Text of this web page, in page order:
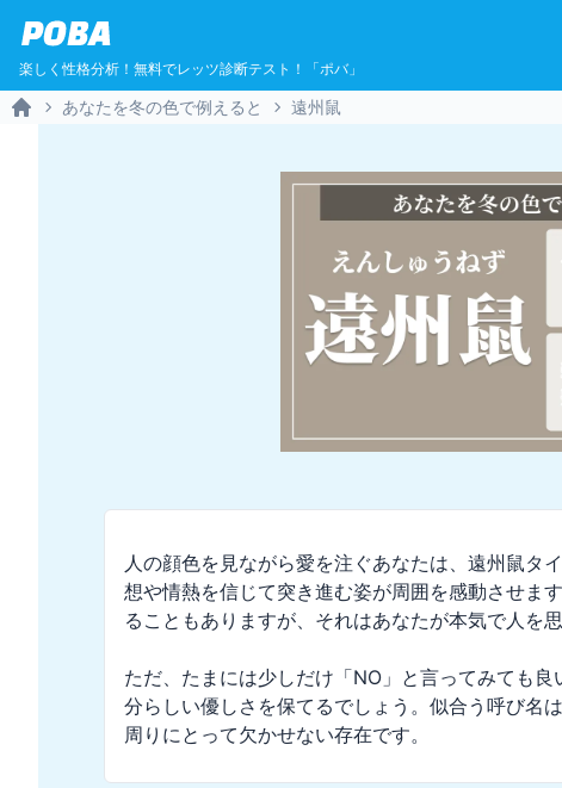
POBA
楽しく性格分析！無料でレッツ診断テスト！「ポバ」
あなたを冬の色で例えると 遠州鼠
人の顔色を見ながら愛を注ぐあなたは、遠州鼠タ
想や情熱を信じて突き進む姿が周囲を感動させま
ることもありますが、それはあなたが本気で人を
ただ、たまには少しだけ「NO」と言ってみても
分らしい優しさを保てるでしょう。似合う呼び名
周りにとって欠かせない存在です。